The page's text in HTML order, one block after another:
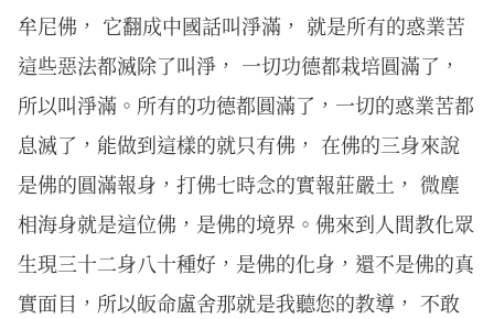
牟尼佛， 它翻成中國話叫淨滿， 就是所有的惑業苦
這些惡法都滅除了叫淨， 一切功德都栽培圓滿了，
所以叫淨滿。所有的功德都圓滿了，一切的惑業苦都
息滅了，能做到這樣的就只有佛， 在佛的三身來說
是佛的圓滿報身，打佛七時念的實報莊嚴土， 微塵
相海身就是這位佛，是佛的境界。佛來到人間教化眾
生現三十二身八十種好，是佛的化身，還不是佛的真
實面目，所以皈命盧舍那就是我聽您的教導， 不敢